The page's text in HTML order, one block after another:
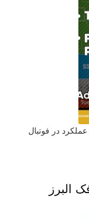
در فوتبال
البرز